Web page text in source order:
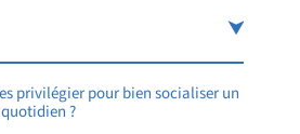
privilégier pour bien socialiser un
?